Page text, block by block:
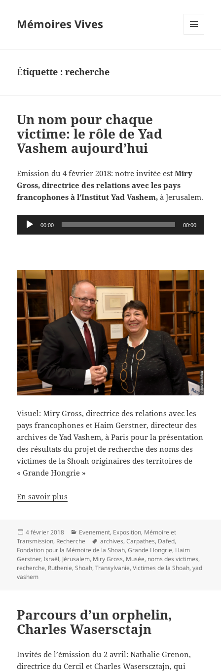
Mémoires Vives
Étiquette :recherche
Un nom pour chaque
victime: le rôle de Yad
Vashem aujourd’hui
Emission du 4 février 2018: notre invitée estMiry
Gross, directrice des relations avec les pays
francophones à l’Institut Yad Vashem, à Jerusalem.
Lecteur
audio
00:00 00:00
Visuel: Miry Gross, directrice des relations avec les
pays francophones et Haim Gerstner, directeur des
archives de Yad Vashem, à Paris pour la présentation
des résultats du projet de recherche des noms des
victimes de la Shoah originaires des territoires de
« Grande Hongrie »
En savoir plus
Publié
le
4 février 2018 Catégories
Evenement, Exposition, Mémoire et
Transmission, Recherche
Mots-
clés
archives,Carpathes, Dafed,
Fondation pour la Mémoire de la Shoah,Grande Hongrie, Haim
Gerstner,Israël, Jérusalem, Miry Gross, Musée, noms des victimes,
recherche, Ruthenie,Shoah,Transylvanie,Victimes de la Shoah,yad
vashem
Parcours d’un orphelin,
Charles Wasersctajn
Invités de l’émission du 2 avril: Nathalie Grenon,
directrice du Cercil et Charles Waserscztajn, qui